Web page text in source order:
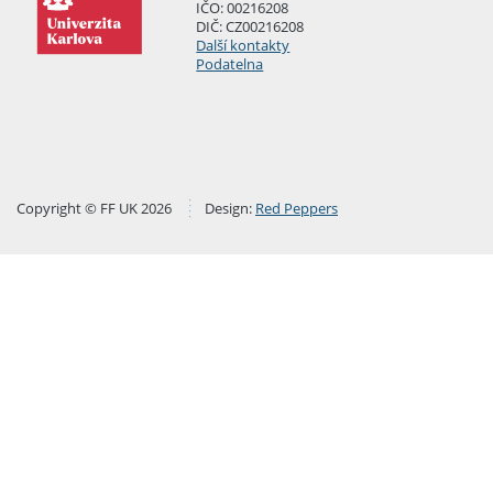
IČO: 00216208
DIČ: CZ00216208
Další kontakty
Podatelna
Copyright © FF UK 2026 Design: Red Peppers